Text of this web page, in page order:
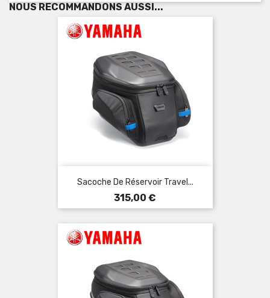
NOUS RECOMMANDONS AUSSI...
Sacoche De Réservoir Travel...
Prix
315,00 €